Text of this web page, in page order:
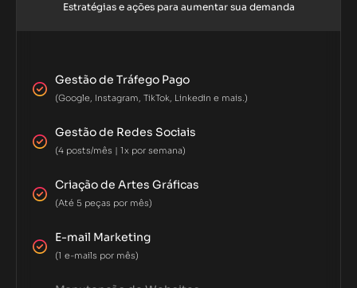
Estratégias e ações para aumentar sua demanda
Gestão de Tráfego Pago
(Google, Instagram, TikTok, Linkedin e mais.)
Gestão de Redes Sociais
(4 posts/mês | 1x por semana)
Criação de Artes Gráficas
(Até 5 peças por mês)
E-mail Marketing
(1 e-mails por mês)